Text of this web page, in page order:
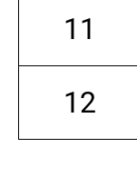
11
12